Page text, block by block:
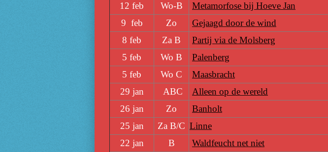
12 feb
Wo-B Metamorfose bij Hoeve Jan
9 feb
Zo Gejaagd door de wind
8 feb
Za B Partij via de Molsberg
5 feb
Wo B Palenberg
5 feb
Wo C Maasbracht
29 jan
ABC Alleen op de wereld
26 jan
Zo Banholt
25 jan
Za B/C Linne
22 jan
B Waldfeucht net niet